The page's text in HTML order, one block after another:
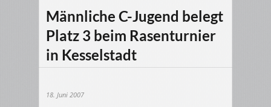
Männliche C-Jugend belegt
Platz 3 beim Rasenturnier
in Kesselstadt
18. Juni 2007